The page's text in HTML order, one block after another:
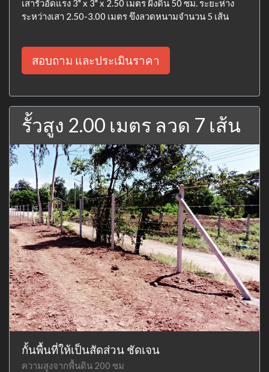
เสารั้วอัดแรง 3" x 3" x 2.50 เมตร ฝังดิน 50 ซม. ระยะห่าง
ระหว่างเสา 2.50-3.00 เมตร ขึงลวดหนามจำนวน 5 เส้น
สอบถาม และประเมินราคา
รั้วสูง 2.00 เมตร ลวด 7 เส้น
กั้นพื้นที่ให้เป็นสัดส่วน ชัดเจน
ความสูงจากพื้นดิน 200 ซม